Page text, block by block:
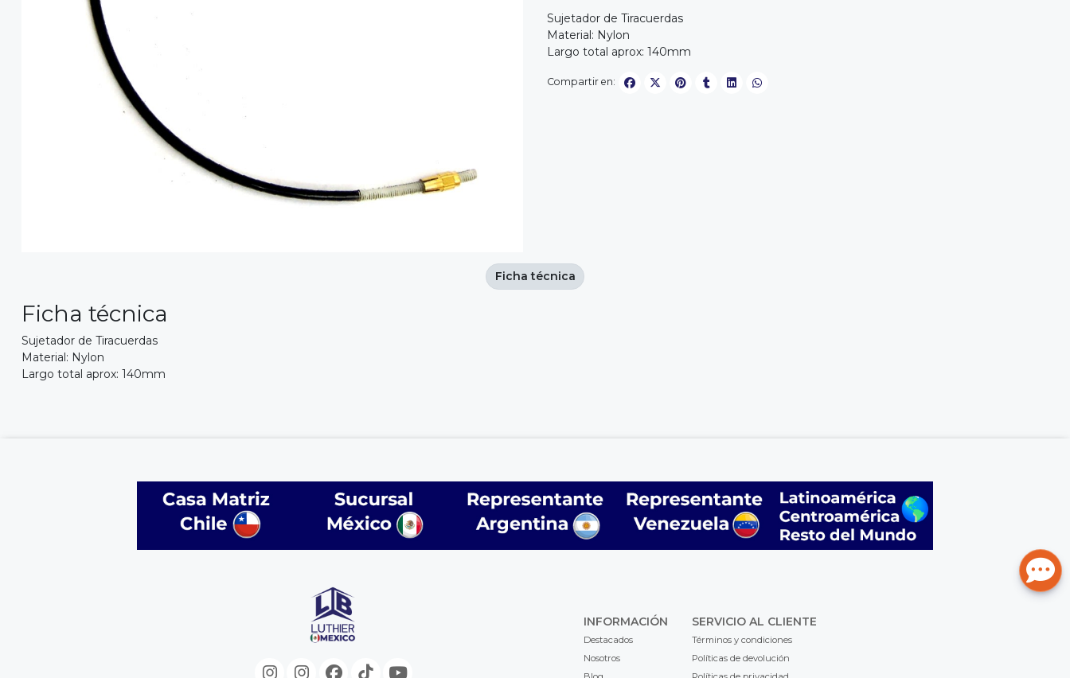
Sujetador de Tiracuerdas
Material: Nylon
Largo total aprox: 140mm
Compartir en:
Ficha técnica
Sujetador de Tiracuerdas
Material: Nylon
Largo total aprox: 140mm
Ficha técnica
INFORMACIÓN
Destacados
Nosotros
SERVICIO AL CLIENTE
Términos y condiciones
Políticas de devolución